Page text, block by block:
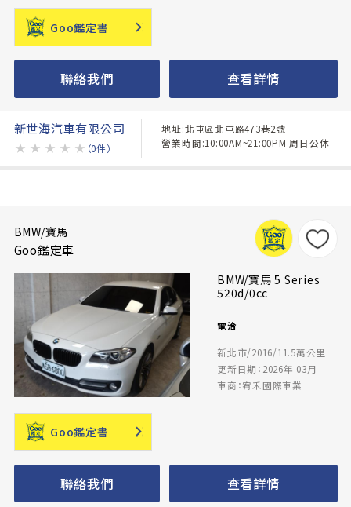
Goo鑑定書
聯絡我們 查看詳情
新世海汽車有限公司
★ ★ ★ ★ ★ （0件）
地址:北屯區北屯路473巷2號
營業時間:10:00AM~21:00PM 周日公休
BMW/寶馬
Goo鑑定車
BMW/寶馬 5 Series
520d/0cc
電洽
新北市/2016/11.5萬公里
更新日期：2026年 03月
車商：宥禾國際車業
Goo鑑定書
聯絡我們 查看詳情